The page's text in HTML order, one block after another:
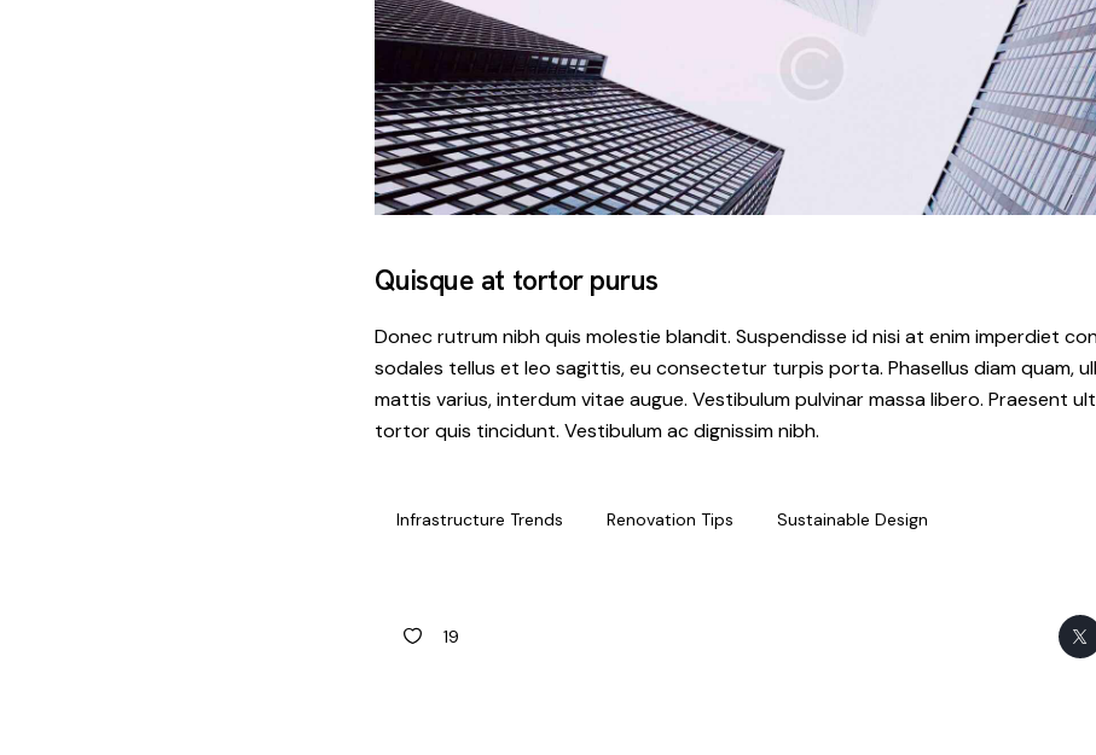
Quisque at tortor purus
Donec rutrum nibh quis molestie blandit. Suspendisse id nisi at enim imperdiet
sodales tellus et leo sagittis, eu consectetur turpis porta. Phasellus diam quam,
mattis varius, interdum vitae augue. Vestibulum pulvinar massa libero. Praesent
tortor quis tincidunt. Vestibulum ac dignissim nibh.
Infrastructure Trends Renovation Tips Sustainable Design
19